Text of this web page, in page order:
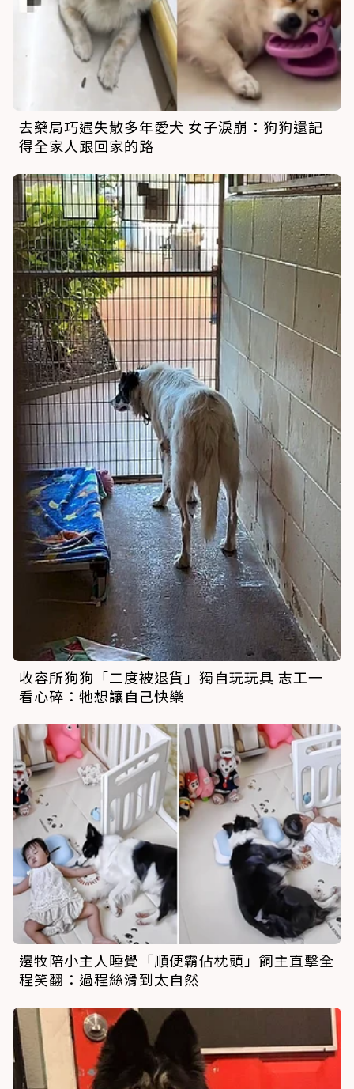
去藥局巧遇失散多年愛犬 女子淚崩：狗狗還記
得全家人跟回家的路
收容所狗狗「二度被退貨」獨自玩玩具 志工一
看心碎：牠想讓自己快樂
邊牧陪小主人睡覺「順便霸佔枕頭」飼主直擊全
程笑翻：過程絲滑到太自然